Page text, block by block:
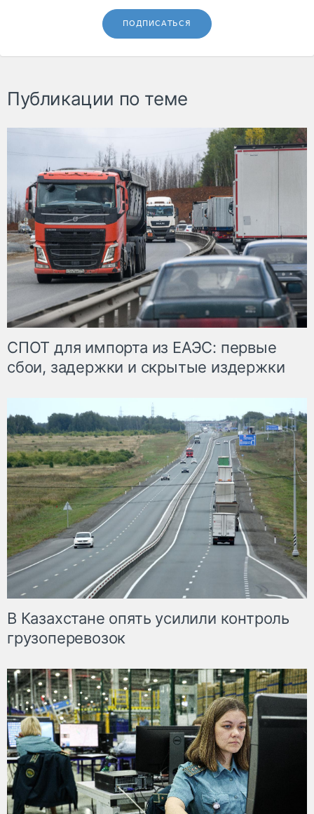
ПОДПИСАТЬСЯ
Публикации по теме
СПОТ для импорта из ЕАЭС: первые
сбои, задержки и скрытые издержки
В Казахстане опять усилили контроль
грузоперевозок